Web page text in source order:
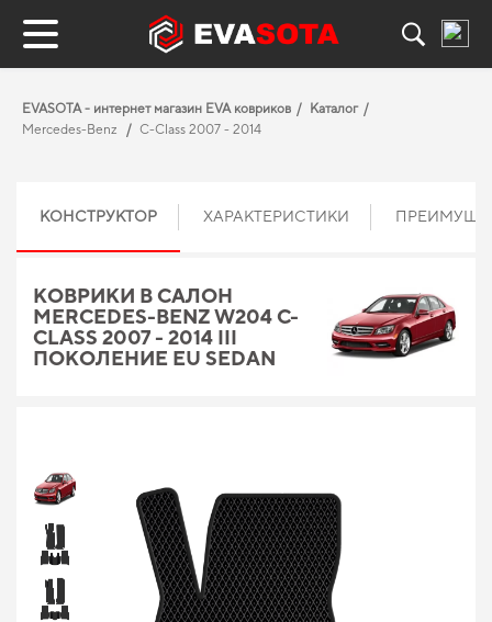
EVASOTA - интернет магазин EVA ковриков
Каталог
Mercedes-Benz
C-Class 2007 - 2014
КОНСТРУКТОР ХАРАКТЕРИСТИКИ
КОВРИКИ В САЛОН
MERCEDES-BENZ W204 C-
CLASS 2007 - 2014 III
ПОКОЛЕНИЕ EU SEDAN